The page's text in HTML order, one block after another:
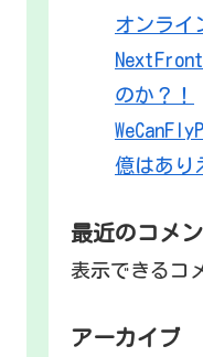
オンラ
のか？！
億はあり
最近のコメ
表示できるコ
アーカイブ